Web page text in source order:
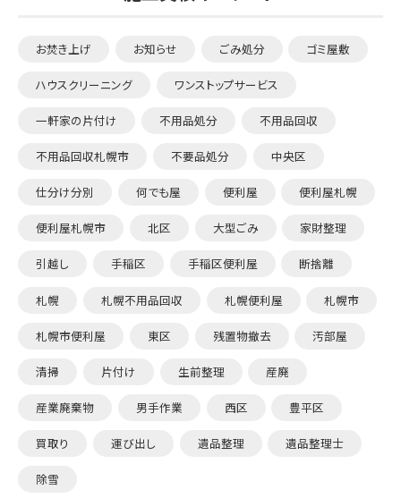
お焚き上げ お知らせ ごみ処分 ゴミ屋敷
ハウスクリーニング ワンストップサービス
一軒家の片付け 不用品処分 不用品回収
不用品回収札幌市 不要品処分 中央区
仕分け分別 何でも屋 便利屋 便利屋札幌
便利屋札幌市 北区 大型ごみ 家財整理
引越し 手稲区 手稲区便利屋 断捨離
札幌 札幌不用品回収 札幌便利屋 札幌市
札幌市便利屋 東区 残置物撤去 汚部屋
清掃 片付け 生前整理 産廃
産業廃棄物 男手作業 西区 豊平区
買取り 運び出し 遺品整理 遺品整理士
除雪